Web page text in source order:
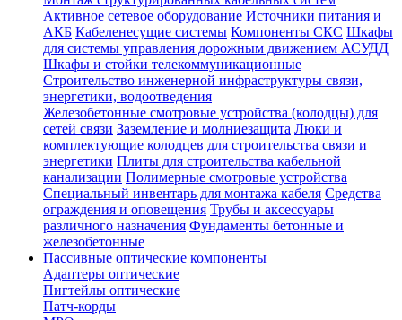
Активное сетевое оборудование Источники питания и
АКБ Кабеленесущие системы Компоненты СКС Шкафы
для системы управления дорожным движением АСУДД
Шкафы и стойки телекоммуникационные
Строительство инженерной инфраструктуры связи,
энергетики, водоотведения
Железобетонные смотровые устройства (колодцы) для
сетей связи Заземление и молниезащита Люки и
комплектующие колодцев для строительства связи и
энергетики Плиты для строительства кабельной
канализации Полимерные смотровые устройства
Специальный инвентарь для монтажа кабеля Средства
ограждения и оповещения Трубы и аксессуары
различного назначения Фундаменты бетонные и
железобетонные
Пассивные оптические компоненты
Адаптеры оптические
Пигтейлы оптические
Патч-корды